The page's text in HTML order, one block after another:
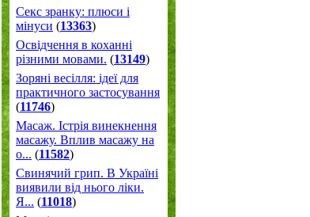
Секс зранку: плюси і
мінуси (13363)
Освідчення в коханні
різними мовами. (13149)
Зоряні весілля: ідеї для
практичного застосування
(11746)
Масаж. Істрія винекнення
масажу. Вплив масажу на
о... (11582)
Свинячий грип. В Україні
виявили від нього ліки.
Я... (11018)